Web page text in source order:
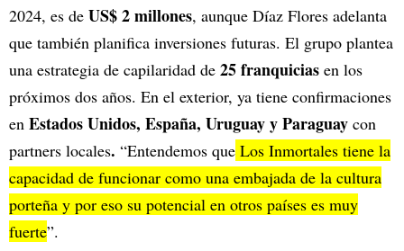
2024, es de US$ 2 millones, aunque Díaz Flores adelanta
que también planifica inversiones futuras. El grupo plantea
una estrategia de capilaridad de 25 franquicias en los
próximos dos años. En el exterior, ya tiene confirmaciones
en Estados Unidos, España, Uruguay y Paraguay con
partners locales. “Entendemos que Los Inmortales tiene la
capacidad de funcionar como una embajada de la cultura
porteña y por eso su potencial en otros países es muy
fuerte”.